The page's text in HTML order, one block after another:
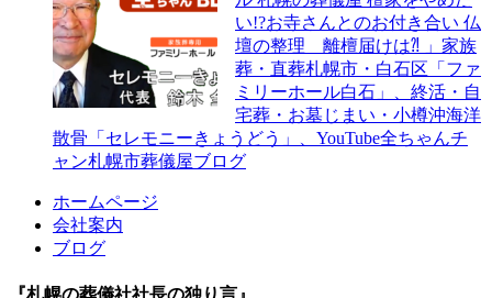
い!?お寺さんとのお付き合い 仏
壇の整理 離檀届けは⁈ 」家族
葬・直葬札幌市・白石区「ファ
ミリーホール白石」、終活・自
宅葬・お墓じまい・小樽沖海洋
散骨「セレモニーきょうどう」、YouTube全ちゃんチ
ャン札幌市葬儀屋ブログ
ホームページ
会社案内
ブログ
『札幌の葬儀社社長の独り言』